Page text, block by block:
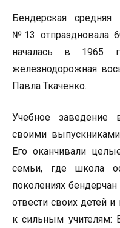
Бендерская средняя
№13 отпраздновала
началась в 1965
железнодорожная
Павла Ткаченко.
Учебное заведение
своими
Его оканчивали
семьи, где школа
поколениях бендерчан
отвести своих детей
к сильным учителям: